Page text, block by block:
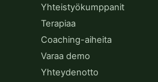
Yhteistyökumppanit
Terapiaa
Coaching-aiheita
Varaa demo
Yhteydenotto